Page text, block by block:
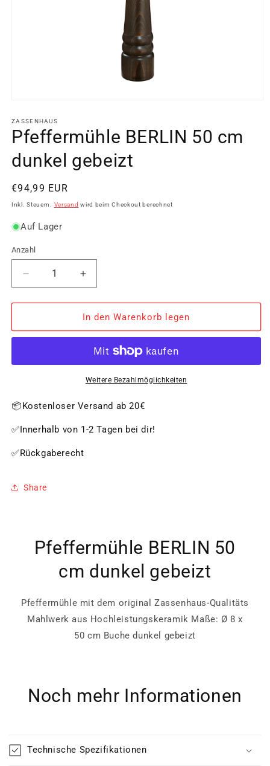
in
Modal
öffnen
ZASSENHAUS
Pfeffermühle BERLIN 50 cm
dunkel gebeizt
Normaler
Preis
€94,99 EUR
Inkl. Steuern. Versand wird beim Checkout berechnet
Auf Lager
Anzahl
Verringere
die
Menge
Pfeffermühle
cm
Erhöhe
die
Menge
für
Pfeffermühle
BERLIN
cm
dunkel
In den Warenkorb legen
Weitere Bezahlmöglichkeiten
📦Kostenloser Versand ab 20€
✅Innerhalb von 1-2 Tagen bei dir!
✅Rückgaberecht
Share
Pfeffermühle BERLIN 50
cm dunkel gebeizt
Pfeffermühle mit dem original Zassenhaus-Qualitäts
Mahlwerk aus Hochleistungskeramik Maße: Ø 8 x
50 cm Buche dunkel gebeizt
Noch mehr Informationen
Technische Spezifikationen